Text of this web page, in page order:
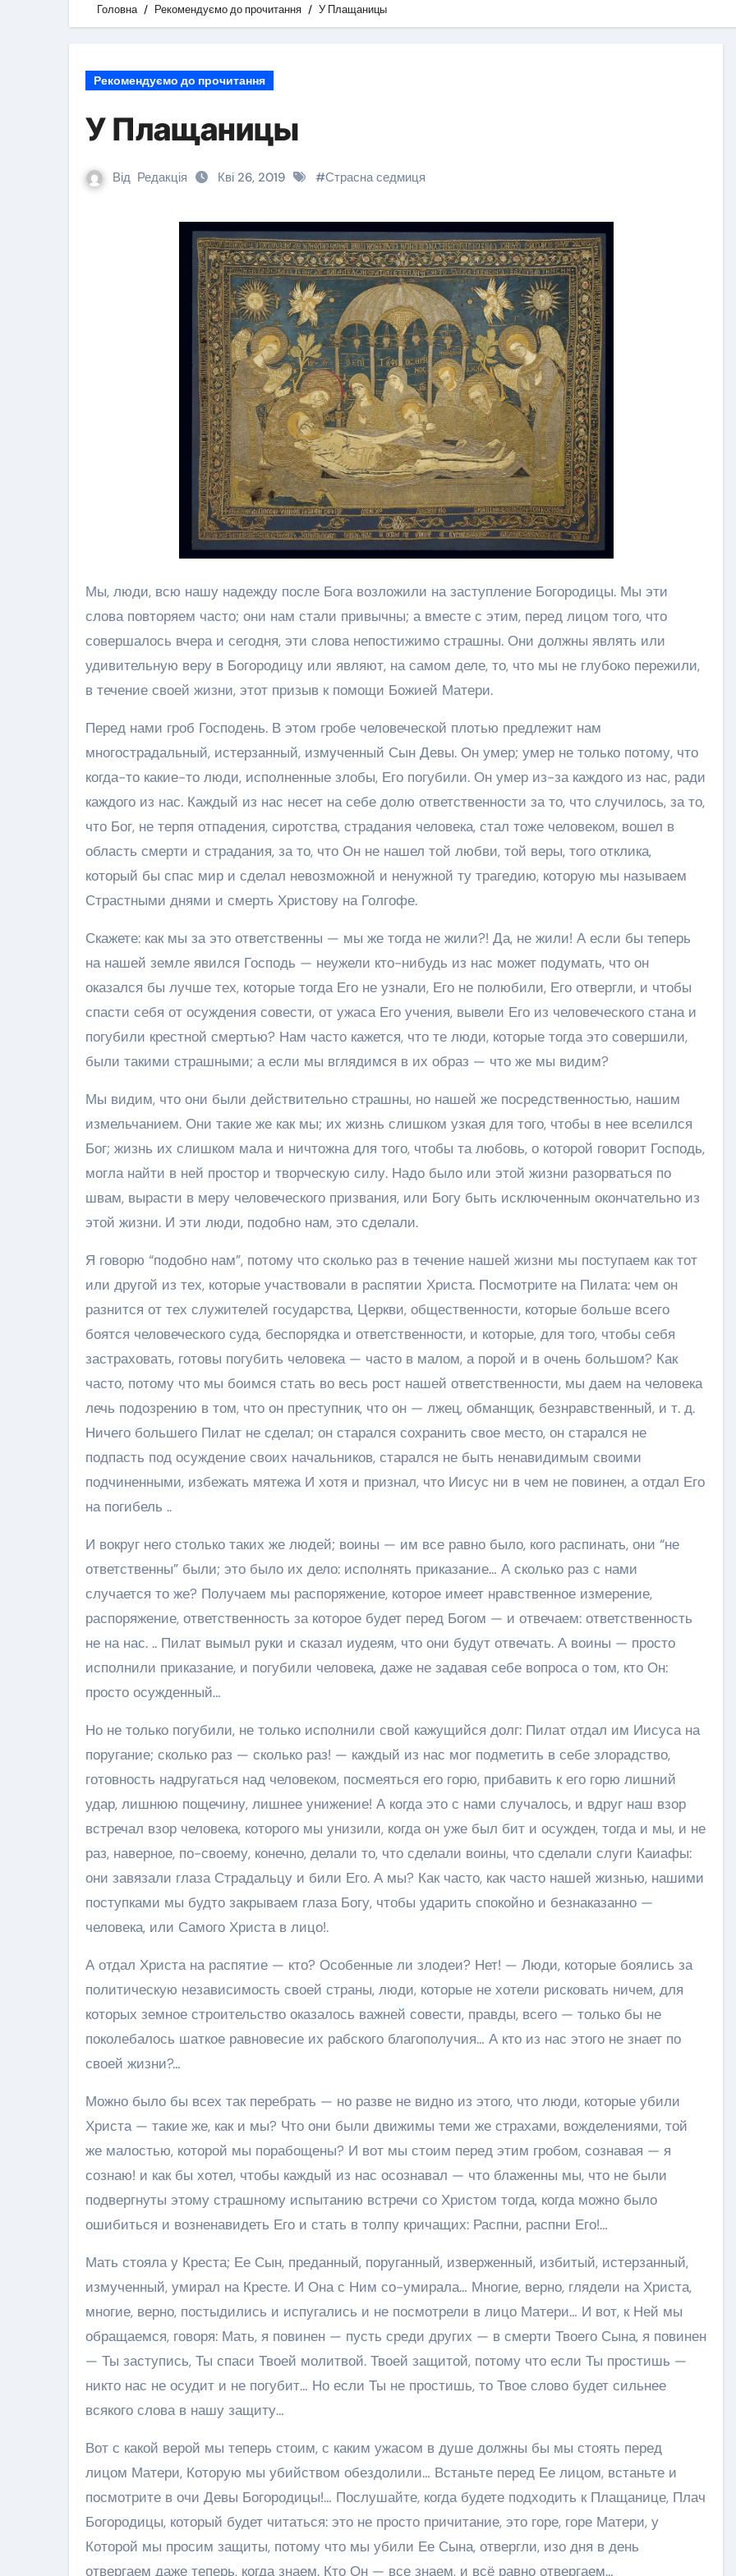
Головна Рекомендуємо до прочитання У Плащаницы
Рекомендуємо до прочитання
У Плащаницы
Від Редакція Кві 26, 2019 #Страсна седмиця
Мы, люди, всю нашу надежду после Бога возложили на заступление Богородицы. Мы эти
слова повторяем часто; они нам стали привычны; а вместе с этим, перед лицом того, что
совершалось вчера и сегодня, эти слова непостижимо страшны. Они должны являть или
удивительную веру в Богородицу или являют, на самом деле, то, что мы не глубоко пережили,
в течение своей жизни, этот призыв к помощи Божией Матери.
Перед нами гроб Господень. В этом гробе человеческой плотью предлежит нам
многострадальный, истерзанный, измученный Сын Девы. Он умер; умер не только потому, что
когда-то какие-то люди, исполненные злобы, Его погубили. Он умер из-за каждого из нас, ради
каждого из нас. Каждый из нас несет на себе долю ответственности за то, что случилось, за то,
что Бог, не терпя отпадения, сиротства, страдания человека, стал тоже человеком, вошел в
область смерти и страдания, за то, что Он не нашел той любви, той веры, того отклика,
который бы спас мир и сделал невозможной и ненужной ту трагедию, которую мы называем
Страстными днями и смерть Христову на Голгофе.
Скажете: как мы за это ответственны — мы же тогда не жили?! Да, не жили! А если бы теперь
на нашей земле явился Господь — неужели кто-нибудь из нас может подумать, что он
оказался бы лучше тех, которые тогда Его не узнали, Его не полюбили, Его отвергли, и чтобы
спасти себя от осуждения совести, от ужаса Его учения, вывели Его из человеческого стана и
погубили крестной смертью? Нам часто кажется, что те люди, которые тогда это совершили,
были такими страшными; а если мы вглядимся в их образ — что же мы видим?
Мы видим, что они были действительно страшны, но нашей же посредственностью, нашим
измельчанием. Они такие же как мы; их жизнь слишком узкая для того, чтобы в нее вселился
Бог; жизнь их слишком мала и ничтожна для того, чтобы та любовь, о которой говорит Господь,
могла найти в ней простор и творческую силу. Надо было или этой жизни разорваться по
швам, вырасти в меру человеческого призвания, или Богу быть исключенным окончательно из
этой жизни. И эти люди, подобно нам, это сделали.
Я говорю “подобно нам”, потому что сколько раз в течение нашей жизни мы поступаем как тот
или другой из тех, которые участвовали в распятии Христа. Посмотрите на Пилата: чем он
разнится от тех служителей государства, Церкви, общественности, которые больше всего
боятся человеческого суда, беспорядка и ответственности, и которые, для того, чтобы себя
застраховать, готовы погубить человека — часто в малом, а порой и в очень большом? Как
часто, потому что мы боимся стать во весь рост нашей ответственности, мы даем на человека
лечь подозрению в том, что он преступник, что он — лжец, обманщик, безнравственный, и т. д.
Ничего большего Пилат не сделал; он старался сохранить свое место, он старался не
подпасть под осуждение своих начальников, старался не быть ненавидимым своими
подчиненными, избежать мятежа И хотя и признал, что Иисус ни в чем не повинен, а отдал Его
на погибель ..
И вокруг него столько таких же людей; воины — им все равно было, кого распинать, они “не
ответственны” были; это было их дело: исполнять приказание… А сколько раз с нами
случается то же? Получаем мы распоряжение, которое имеет нравственное измерение,
распоряжение, ответственность за которое будет перед Богом — и отвечаем: ответственность
не на нас. .. Пилат вымыл руки и сказал иудеям, что они будут отвечать. А воины — просто
исполнили приказание, и погубили человека, даже не задавая себе вопроса о том, кто Он:
просто осужденный…
Но не только погубили, не только исполнили свой кажущийся долг: Пилат отдал им Иисуса на
поругание; сколько раз — сколько раз! — каждый из нас мог подметить в себе злорадство,
готовность надругаться над человеком, посмеяться его горю, прибавить к его горю лишний
удар, лишнюю пощечину, лишнее унижение! А когда это с нами случалось, и вдруг наш взор
встречал взор человека, которого мы унизили, когда он уже был бит и осужден, тогда и мы, и не
раз, наверное, по-своему, конечно, делали то, что сделали воины, что сделали слуги Каиафы:
они завязали глаза Страдальцу и били Его. А мы? Как часто, как часто нашей жизнью, нашими
поступками мы будто закрываем глаза Богу, чтобы ударить спокойно и безнаказанно —
человека, или Самого Христа в лицо!.
А отдал Христа на распятие — кто? Особенные ли злодеи? Нет! — Люди, которые боялись за
политическую независимость своей страны, люди, которые не хотели рисковать ничем, для
которых земное строительство оказалось важней совести, правды, всего — только бы не
поколебалось шаткое равновесие их рабского благополучия… А кто из нас этого не знает по
своей жизни?…
Можно было бы всех так перебрать — но разве не видно из этого, что люди, которые убили
Христа — такие же, как и мы? Что они были движимы теми же страхами, вожделениями, той
же малостью, которой мы порабощены? И вот мы стоим перед этим гробом, сознавая — я
сознаю! и как бы хотел, чтобы каждый из нас осознавал — что блаженны мы, что не были
подвергнуты этому страшному испытанию встречи со Христом тогда, когда можно было
ошибиться и возненавидеть Его и стать в толпу кричащих: Распни, распни Его!…
Мать стояла у Креста; Ее Сын, преданный, поруганный, изверженный, избитый, истерзанный,
измученный, умирал на Кресте. И Она с Ним со-умирала… Многие, верно, глядели на Христа,
многие, верно, постыдились и испугались и не посмотрели в лицо Матери… И вот, к Ней мы
обращаемся, говоря: Мать, я повинен — пусть среди других — в смерти Твоего Сына, я повинен
— Ты заступись, Ты спаси Твоей молитвой. Твоей защитой, потому что если Ты простишь —
никто нас не осудит и не погубит… Но если Ты не простишь, то Твое слово будет сильнее
всякого слова в нашу защиту…
Вот с какой верой мы теперь стоим, с каким ужасом в душе должны бы мы стоять перед
лицом Матери, Которую мы убийством обездолили… Встаньте перед Ее лицом, встаньте и
посмотрите в очи Девы Богородицы!… Послушайте, когда будете подходить к Плащанице, Плач
Богородицы, который будет читаться: это не просто причитание, это горе, горе Матери, у
Которой мы просим защиты, потому что мы убили Ее Сына, отвергли, изо дня в день
отвергаем даже теперь, когда знаем. Кто Он — все знаем, и всё равно отвергаем…